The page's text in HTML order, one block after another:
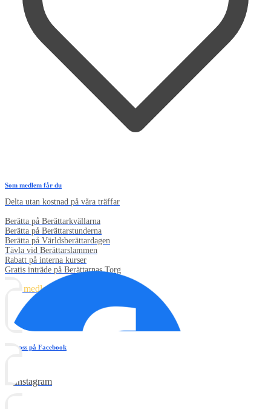
Som medlem får du
Delta utan kostnad på våra träffar
Berätta på Berättarkvällarna
Berätta på Berättarstunderna
Berätta på Världsberättardagen
Tävla vid Berättarslammen
Rabatt på interna kurser
Gratis inträde på Berättarnas Torg
Bli medlem
Följ oss på Facebook
Följ oss på Youtube